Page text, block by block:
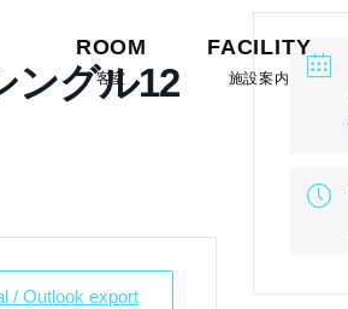
ROOM
客室
FACILITY
施設案内
グル12
/ Outlook export